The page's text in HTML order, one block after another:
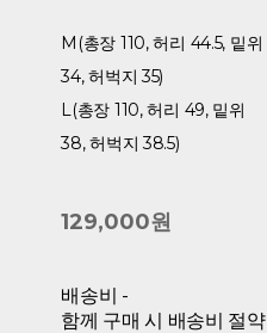
M(총장 110, 허리 44.5, 밑위
34, 허벅지 35)
L(총장 110, 허리 49, 밑위
38, 허벅지 38.5)
129,000원
배송비 -
함께 구매 시 배송비 절약